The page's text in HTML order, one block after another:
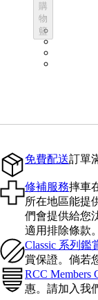
購
物
籃
免費配送訂單
修補服務摔車
所在地區能提
們會提供給您
適用排除條款。
Classic 系列鑑
賞保證。倘若
RCC Members
惠。請加入我